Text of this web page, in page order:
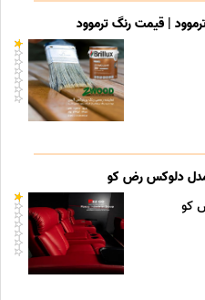
| قیمت رنگ ترموود
دلوکس رض کو
کو